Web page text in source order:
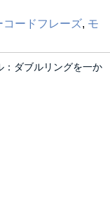
コードフレーズ モ
：ダブルリングを一か